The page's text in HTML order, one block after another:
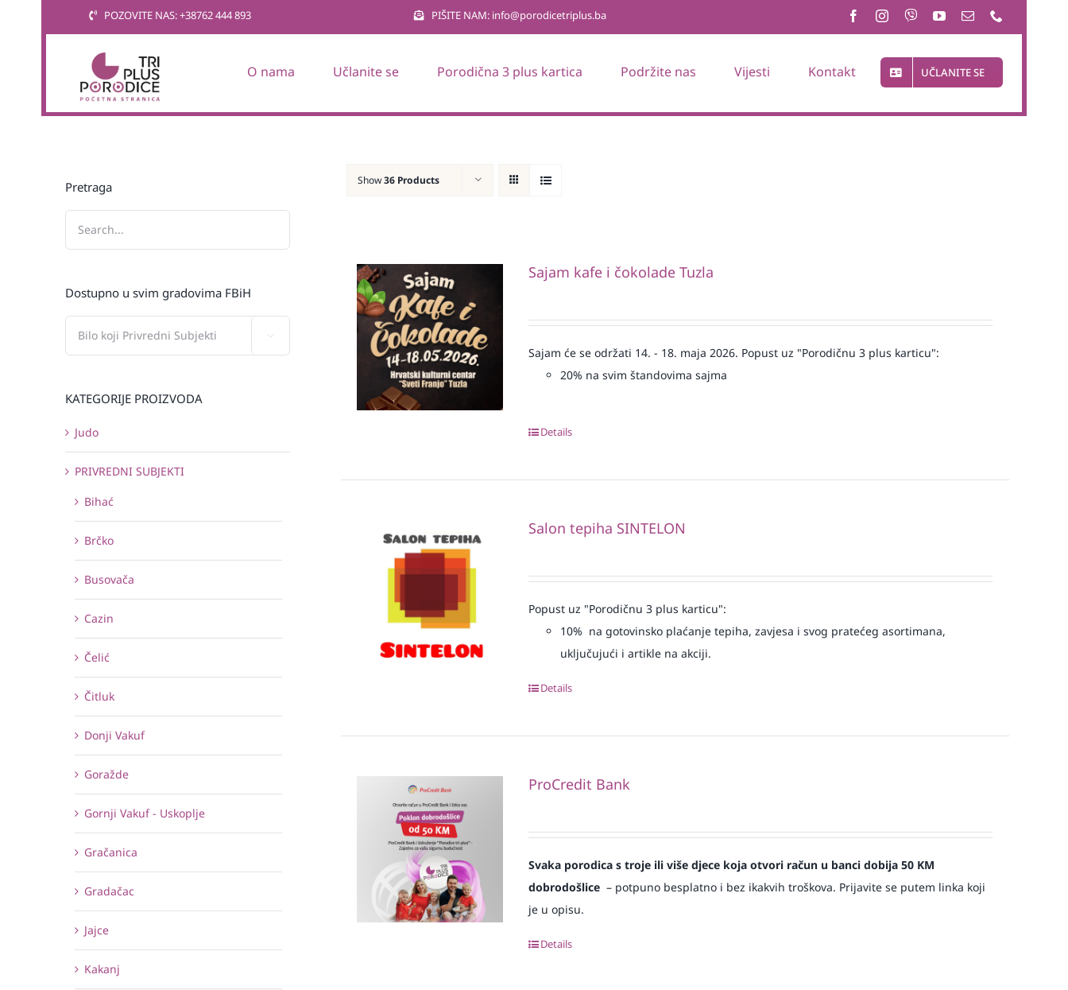
POZOVITE NAS: +38762 444 893 PIŠITE NAM: info@porodicetriplus.ba
O nama Učlanite se Porodična 3 plus kartica Podržite nas Vijesti Kontakt UČLANITE SE
Show36 Products
Sajam kafe i čokolade Tuzla
Sajam će se održati 14. - 18. maja 2026. Popust uz "Porodičnu 3 plus karticu":
20% na svim štandovima sajma
Details
Salon tepiha SINTELON
Popust uz "Porodičnu 3 plus karticu":
10% na gotovinsko plaćanje tepiha, zavjesa i svog pratećeg asortimana,
uključujući i artikle na akciji.
Details
ProCredit Bank
Svaka porodica s troje ili više djece koja otvori račun u banci dobija 50 KM
dobrodošlice– potpuno besplatno i bez ikakvih troškova. Prijavite se putem linka koji
je u opisu.
Details
Pretraga
Dostupno u svim gradovima FBiH
KATEGORIJE PROIZVODA
Judo
PRIVREDNI SUBJEKTI
Bihać
Brčko
Busovača
Cazin
Čelić
Čitluk
Donji Vakuf
Goražde
Gornji Vakuf - Uskoplje
Gračanica
Gradačac
Jajce
Kakanj